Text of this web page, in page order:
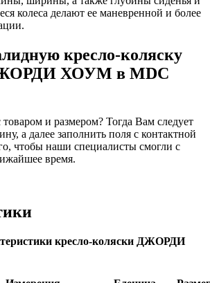
колеса делают ее маневренной и более
кресло-коляску
ХОУМ в MDC
и размером? Тогда Вам следует
а далее заполнить поля с контактной
чтобы наши специалисты смогли с
время.
кресло-коляски ДЖОРДИ